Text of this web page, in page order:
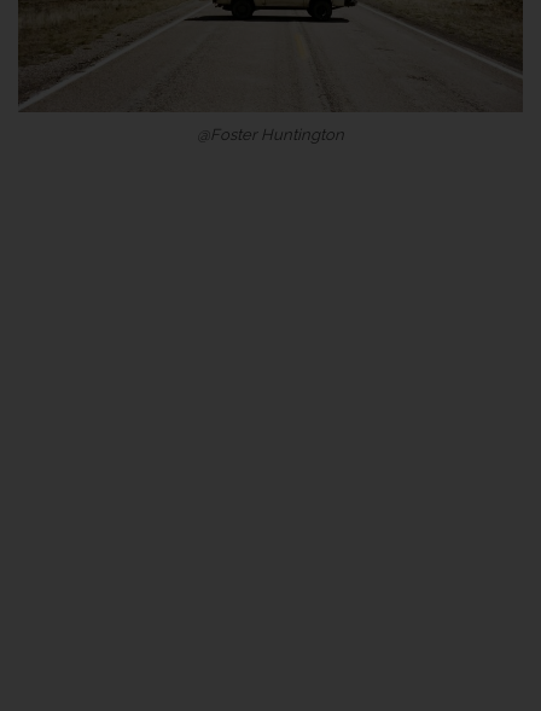
@Foster Huntington